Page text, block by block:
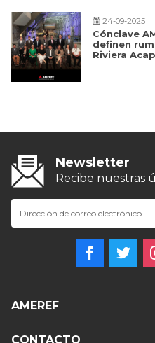
24-09-2025
Cónclave
definen
Riviera
AMEREF
CONTACTO
Newsletter
Recibe nuestras